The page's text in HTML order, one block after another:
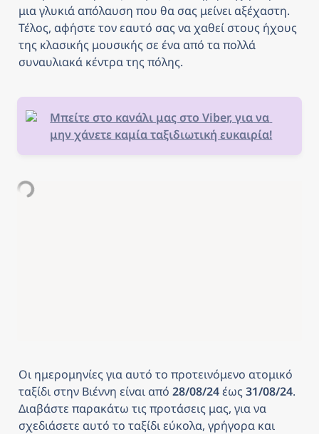
μια γλυκιά απόλαυση που θα σας μείνει αξέχαστη.
Τέλος, αφήστε τον εαυτό σας να χαθεί στους ήχους
της κλασικής μουσικής σε ένα από τα πολλά
συναυλιακά κέντρα της πόλης.
Μπείτε στο κανάλι μας στο Viber, για να
μην χάνετε καμία ταξιδιωτική ευκαιρία!
Οι ημερομηνίες για αυτό το προτεινόμενο ατομικό
ταξίδι στην Βιέννη είναι από 28/08/24 έως 31/08/24.
Διαβάστε παρακάτω τις προτάσεις μας, για να
σχεδιάσετε αυτό το ταξίδι εύκολα, γρήγορα και